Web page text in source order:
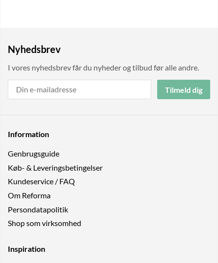
Nyhedsbrev
I vores nyhedsbrev får du nyheder og tilbud før alle andre.
Tilmeld dig
Information
Genbrugs­guide
Køb- & Leveringsbetingelser
Kundeservice / FAQ
Om Reforma
Persondatapolitik
Shop som virksomhed
Inspiration